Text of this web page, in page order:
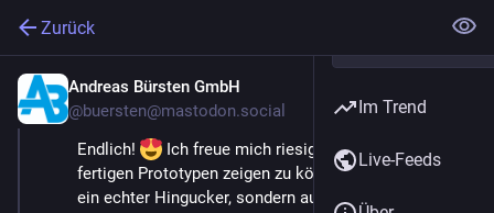
Zurück
Andreas Bürsten GmbH
@buersten@mastodon.social
Endlich!
Ich freue mich riesig, euch heute den
fertigen Prototypen zeigen zu können. Er ist nicht nur
ein echter Hingucker, sondern auch ein Statement für
Im Trend
Live-Feeds